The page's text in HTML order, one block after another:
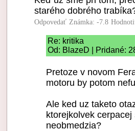
starého dobrého
Odpovedať Známka: -7.8
Re: kritika
Od: BlazeD | Pridané:
Pretoze v novom
motoru by potom
Ale ked uz taketo
ktorejkolvek
neobmedzia?